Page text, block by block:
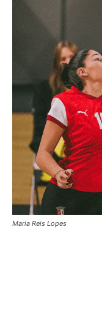
Maria Reis Lopes